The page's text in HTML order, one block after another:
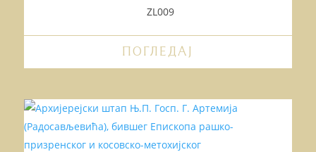
ZL009
ПОГЛЕДАЈ